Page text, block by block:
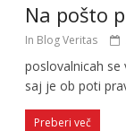
Na pošto
In Blog Veritas
poslovalnicah
saj je ob poti
Preberi več